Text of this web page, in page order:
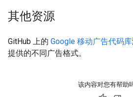
其他资源
GitHub 上的 Google 移动广告代码库
提供的不同广告格式。
该内容对您有帮助